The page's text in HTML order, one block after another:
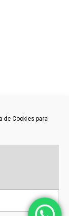
de Cookies para
RESERVADOS